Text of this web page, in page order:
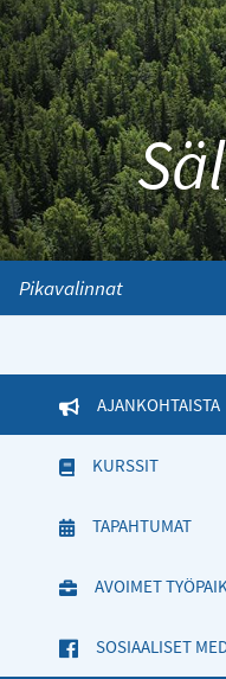
Pikavalinnat
AJANKOHTAISTA
KURSSIT
TAPAHTUMAT
AVOIMET
SOSIAALISET